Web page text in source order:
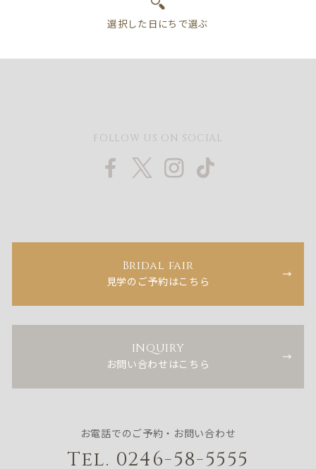
FOLLOW US ON SOCIAL
Bridal fair
見学のご予約はこちら
INQUIRY
お問い合わせはこちら
お電話でのご予約・お問い合わせ
Tel. 0246-58-5555